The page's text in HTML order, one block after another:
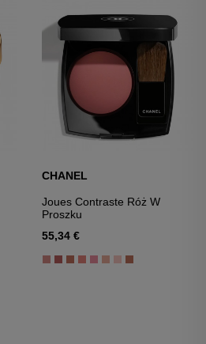
CHANEL
Joues Contraste Róż W
Proszku
55,34 €